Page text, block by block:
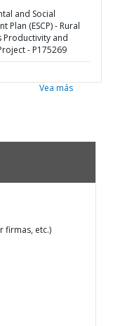
and Social
Plan (ESCP) - Rural
Productivity and
- P175269
Vea más
firmas, etc.)